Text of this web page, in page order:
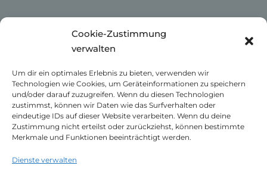
Cookie-Zustimmung
verwalten
Um dir ein optimales Erlebnis zu bieten, verwenden wir
Technologien wie Cookies, um Geräteinformationen zu speichern
und/oder darauf zuzugreifen. Wenn du diesen Technologien
zustimmst, können wir Daten wie das Surfverhalten oder
eindeutige IDs auf dieser Website verarbeiten. Wenn du deine
Zustimmung nicht erteilst oder zurückziehst, können bestimmte
Merkmale und Funktionen beeinträchtigt werden.
Dienste verwalten
info@heimatverein-schmalbroich.de
News
Unser Schmalbroich
Kontakt
Impressum
Datenschutzerklärung